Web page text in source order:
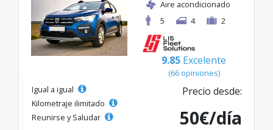
Aire acondicionado
5
4 2
9.85 Excelente
(66 opiniones)
Igual a igual
Kilometraje ilimitado
Reunirse y Saludar
Precio desde:
50€/día